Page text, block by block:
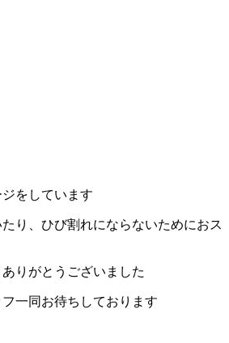
をしています
り、ひび割れにならないためにおス
りがとうございました
一同お待ちしております